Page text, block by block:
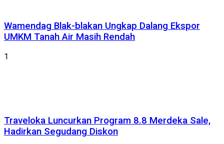
Wamendag Blak-blakan Ungkap Dalang Ekspor
UMKM Tanah Air Masih Rendah
1
Traveloka Luncurkan Program 8.8 Merdeka Sale,
Hadirkan Segudang Diskon